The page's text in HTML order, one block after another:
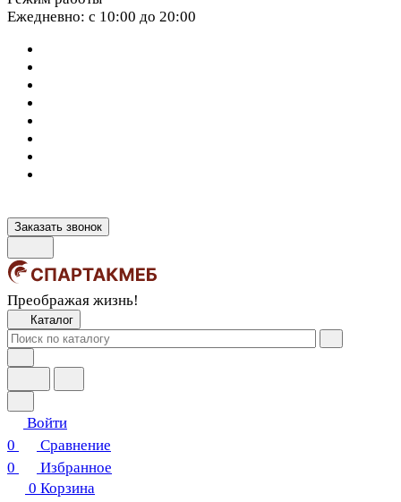
Ежедневно: с 10:00 до 20:00
Заказать звонок
Преображая жизнь!
Каталог
Войти
0
Сравнение
0
Избранное
0 Корзина